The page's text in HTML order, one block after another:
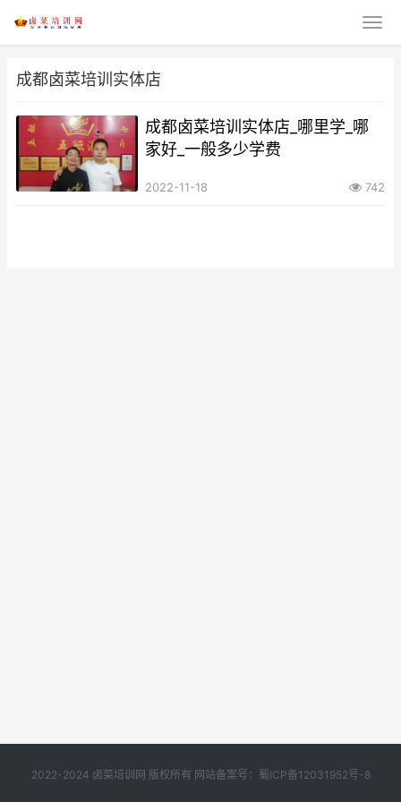
成都卤菜培训实体店
成都卤菜培训实体店_哪里学_哪
家好_一般多少学费​
2022-11-18 742
2022-2024 卤菜培训网 版权所有 网站备案号： 蜀ICP备12031952号-8